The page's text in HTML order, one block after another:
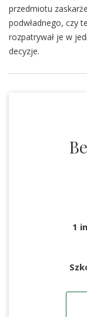
przedmiotu
podwładnego, czy
rozpatrywał je w
decyzje.
1